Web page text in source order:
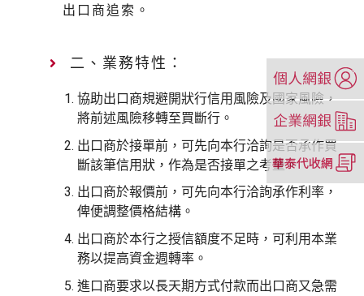
出口商追索。
二、業務特性：
協助出口商規避開狀行信用風險及國家風險，
將前述風險移轉至買斷行。
出口商於接單前，可先向本行洽詢是否承作買
斷該筆信用狀，作為是否接單之考量。
出口商於報價前，可先向本行洽詢承作利率，
俾便調整價格結構。
出口商於本行之授信額度不足時，可利用本業
務以提高資金週轉率。
進口商要求以長天期方式付款而出口商又急需
開
新
視
窗）
（另
開
新
視
窗）
（另
開
新
窗）